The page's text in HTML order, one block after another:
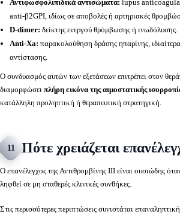
Αντιφωσφολιπιδικά αντισώματα: lupus
anti-β2GPI, ιδίως σε αποβολές ή αρτηριακές
D-dimer: δείκτης ενεργού θρόμβωσης ή ινωδόλυσης.
Anti-Xa: παρακολούθηση δράσης ηπαρίνης,
αντίστασης.
Ο συνδυασμός αυτών των εξετάσεων επιτρέπει στον
διαμορφώσει πλήρη εικόνα της αιμοστατικής
κατάλληλη προληπτική ή θεραπευτική στρατηγική.
11 Πότε χρειάζεται
Ο επανέλεγχος της Αντιθρομβίνης ΙΙΙ είναι ουσιώδης
ληφθεί σε μη σταθερές κλινικές συνθήκες.
Στις περισσότερες περιπτώσεις συνιστάται